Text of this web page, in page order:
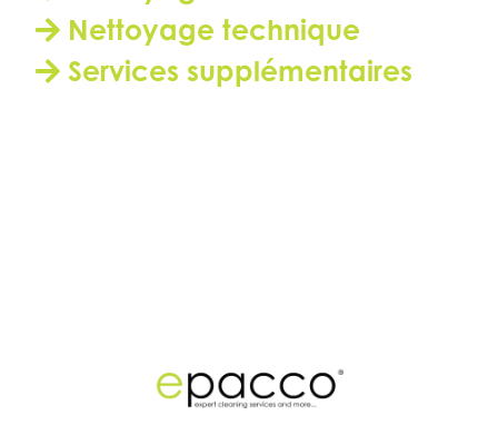
Nettoyage technique
Services supplémentaires